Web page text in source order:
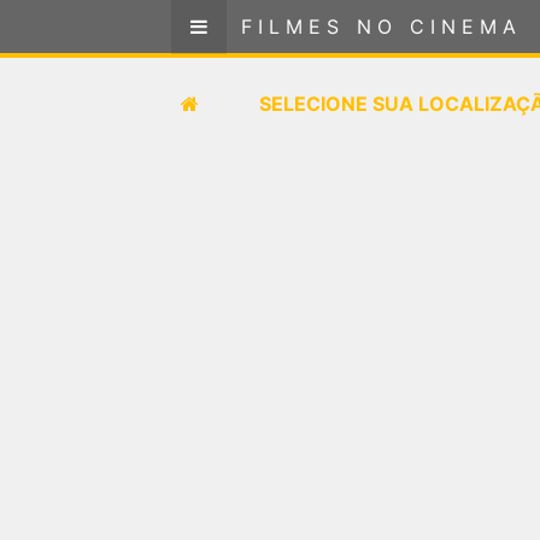
FILMES NO CINEMA
SELECIONE SUA
FILMES NO CINEMA
SELECIONE SUA LOCALIZAÇÃO